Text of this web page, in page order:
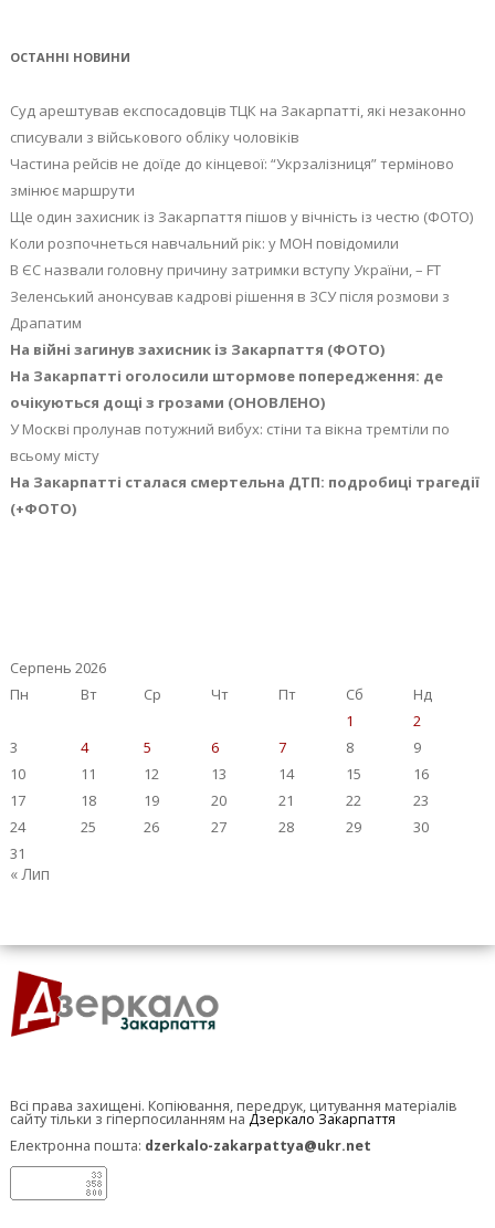
ОСТАННІ НОВИНИ
Суд арештував експосадовців ТЦК на Закарпатті, які незаконно
списували з військового обліку чоловіків
Частина рейсів не доїде до кінцевої: “Укрзалізниця” терміново
змінює маршрути
Ще один захисник із Закарпаття пішов у вічність із честю (ФОТО)
Коли розпочнеться навчальний рік: у МОН повідомили
В ЄС назвали головну причину затримки вступу України, – FT
Зеленський анонсував кадрові рішення в ЗСУ після розмови з
Драпатим
На війні загинув захисник із Закарпаття (ФОТО)
На Закарпатті оголосили штормове попередження: де
очікуються дощі з грозами (ОНОВЛЕНО)
У Москві пролунав потужний вибух: стіни та вікна тремтіли по
всьому місту
На Закарпатті сталася смертельна ДТП: подробиці трагедії
(+ФОТО)
Серпень 2026
Пн
Вт Ср Чт Пт Сб
Нд
1
2
3
4 5 6 7 8
9
10
11 12 13 14 15
16
17
18 19 20 21 22
23
24
25 26 27 28 29
30
31
« Лип
Всі права захищені. Копіювання, передрук, цитування матеріалів
сайту тільки з гіперпосиланням на Дзеркало Закарпаття
Електронна пошта: dzerkalo-zakarpattya@ukr.net